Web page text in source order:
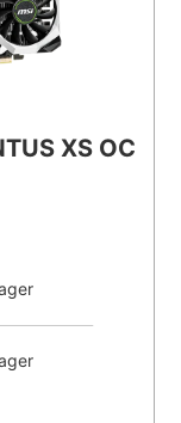
XS OC